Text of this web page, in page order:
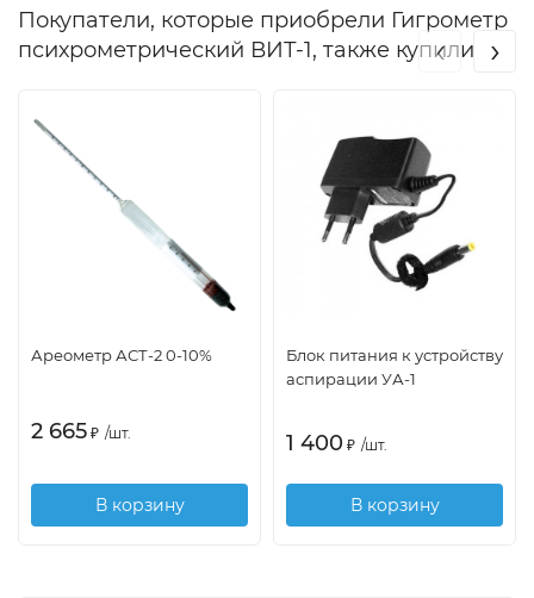
Покупатели, которые приобрели Гигрометр
психрометрический ВИТ-1, также купили
Ареометр АСТ-2 0-10%
2 665 ₽ /шт.
В корзину
Блок питания к устройству
аспирации УА-1
1 400 ₽ /шт.
В корзину
‹ ›